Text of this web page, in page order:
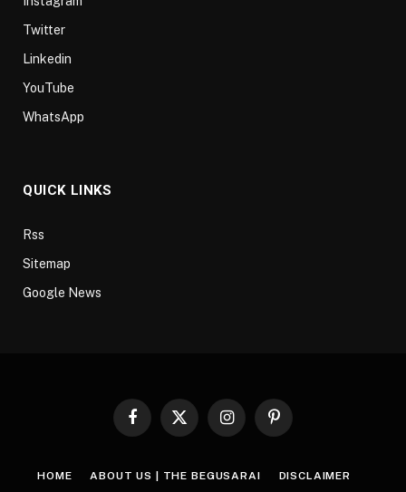
Twitter
Linkedin
YouTube
WhatsApp
QUICK LINKS
Rss
Sitemap
Google News
Facebook
X
InstagramPinterest
HOME ABOUT US | THE BEGUSARAI DISCLAIMER